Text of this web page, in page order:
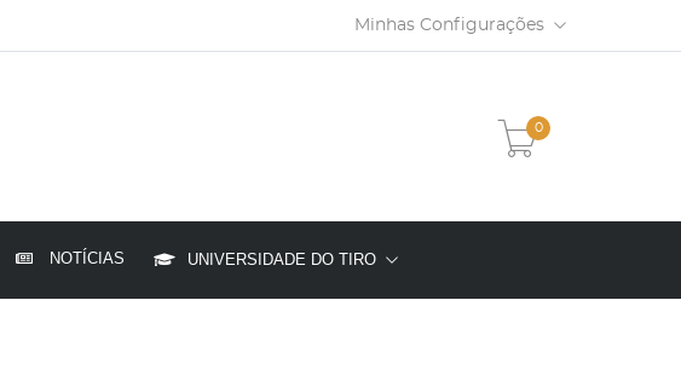
Minhas Configurações
0
NOTÍCIAS UNIVERSIDADE DO TIRO